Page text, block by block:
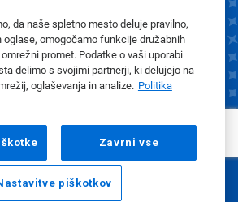
da naše spletno mesto deluje pravilno,
oglase, omogočamo funkcije družabnih
promet. Podatke o vaši uporabi
delimo s svojimi partnerji, ki delujejo na
oglaševanja in analize. Politika
Zavrni vse
piškotkov
Nastavitve piškotkov
Pokliči